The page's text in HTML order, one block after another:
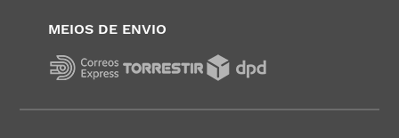
MEIOS DE ENVIO